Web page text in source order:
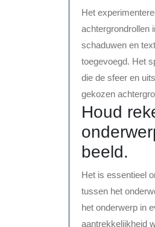
Het
achtergrondrollen
schaduwen en
toegevoegd. Het
die de sfeer en
gekozen
Houd
beeld.
Het is essentieel
tussen het
het onderwerp in
aantrekkelijkheid